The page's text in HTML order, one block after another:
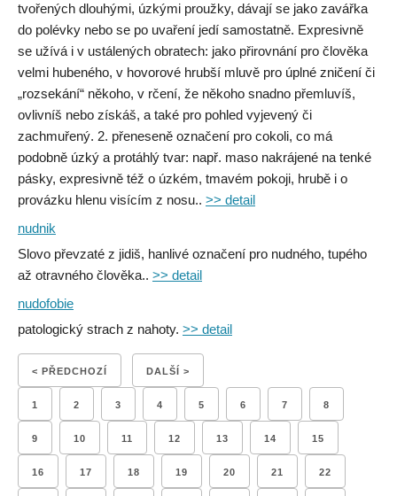
tvořených dlouhými, úzkými proužky, dávají se jako zavářka
do polévky nebo se po uvaření jedí samostatně. Expresivně
se užívá i v ustálených obratech: jako přirovnání pro člověka
velmi hubeného, v hovorové hrubší mluvě pro úplné zničení či
„rozsekání“ někoho, v rčení, že někoho snadno přemluvíš,
ovlivníš nebo získáš, a také pro pohled vyjevený či
zachmuřený. 2. přeneseně označení pro cokoli, co má
podobně úzký a protáhlý tvar: např. maso nakrájené na tenké
pásky, expresivně též o úzkém, tmavém pokoji, hrubě i o
provázku hlenu visícím z nosu.. >> detail
nudnik
Slovo převzaté z jidiš, hanlivé označení pro nudného, tupého
až otravného člověka.. >> detail
nudofobie
patologický strach z nahoty. >> detail
< PŘEDCHOZÍ DALŠÍ >
1 2 3 4 5 6 7 8
9 10 11 12 13 14 15
16 17 18 19 20 21 22